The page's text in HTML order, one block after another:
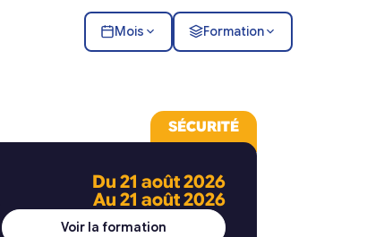
Mois Formation
SÉCURITÉ
Du 21 août 2026
Au 21 août 2026
Voir la formation